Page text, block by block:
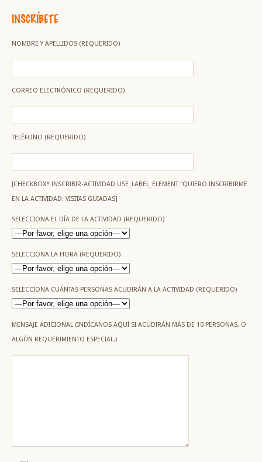
INSCRÍBETE
NOMBRE Y APELLIDOS (REQUERIDO)
CORREO ELECTRÓNICO (REQUERIDO)
TELÉFONO (REQUERIDO)
[CHECKBOX* INSCRIBIR-ACTIVIDAD USE_LABEL_ELEMENT "QUIERO INSCRIBIRME
EN LA ACTIVIDAD: VISITAS GUIADAS]
SELECCIONA EL DÍA DE LA ACTIVIDAD (REQUERIDO)
SELECCIONA LA HORA (REQUERIDO)
SELECCIONA CUÁNTAS PERSONAS ACUDIRÁN A LA ACTIVIDAD (REQUERIDO)
MENSAJE ADICIONAL (INDÍCANOS AQUÍ SI ACUDIRÁN MÁS DE 10 PERSONAS, O
ALGÚN REQUERIMIENTO ESPECIAL.)